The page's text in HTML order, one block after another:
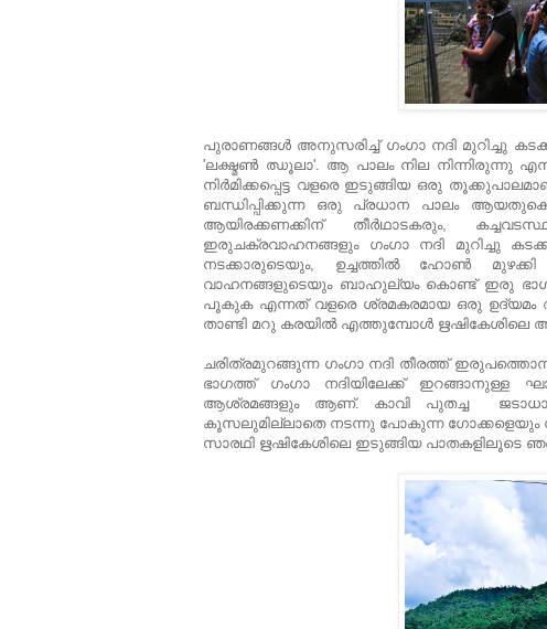
പുരാണങ്ങള്‍ അനുസരിച്ച് ഗംഗാ നദി മുറിച്ചു
'ലക്ഷ്മണ്‍ ഝൂലാ'. ആ പാലം നില നിന്നിരുന്നു
നിര്‍മിക്കപ്പെട്ട വളരെ ഇടുങ്ങിയ ഒരു
ബന്ധിപ്പിക്കുന്ന ഒരു പ്രധാന പാലം
ആയിരക്കണക്കിന് തീര്‍ഥാടകരും,
ഇരുചക്രവാഹനങ്ങളും ഗംഗാ നദി മുറിച്ചു
നടക്കാരുടെയും, ഉച്ചത്തില്‍ ഹോണ്‍
വാഹനങ്ങളുടെയും ബാഹുല്യം കൊണ്ട് ഇരു
പൂകുക എന്നത് വളരെ ശ്രമകരമായ ഒരു
താണ്ടി മറു കരയില്‍ എത്തുമ്പോള്‍ ഋഷികേശിലെ
ചരിത്രമുറങ്ങുന്ന ഗംഗാ നദി തീരത്ത്
ഭാഗത്ത്‌ ഗംഗാ നദിയിലേക്ക് ഇറങ്ങാനുള്ള
ആശ്രമങ്ങളും ആണ്. കാവി പുതച്ച
കൂസലുമില്ലാതെ നടന്നു പോകുന്ന ഗോക്കളെയും
സാരഥി ഋഷികേശിലെ ഇടുങ്ങിയ പാതകളിലൂടെ